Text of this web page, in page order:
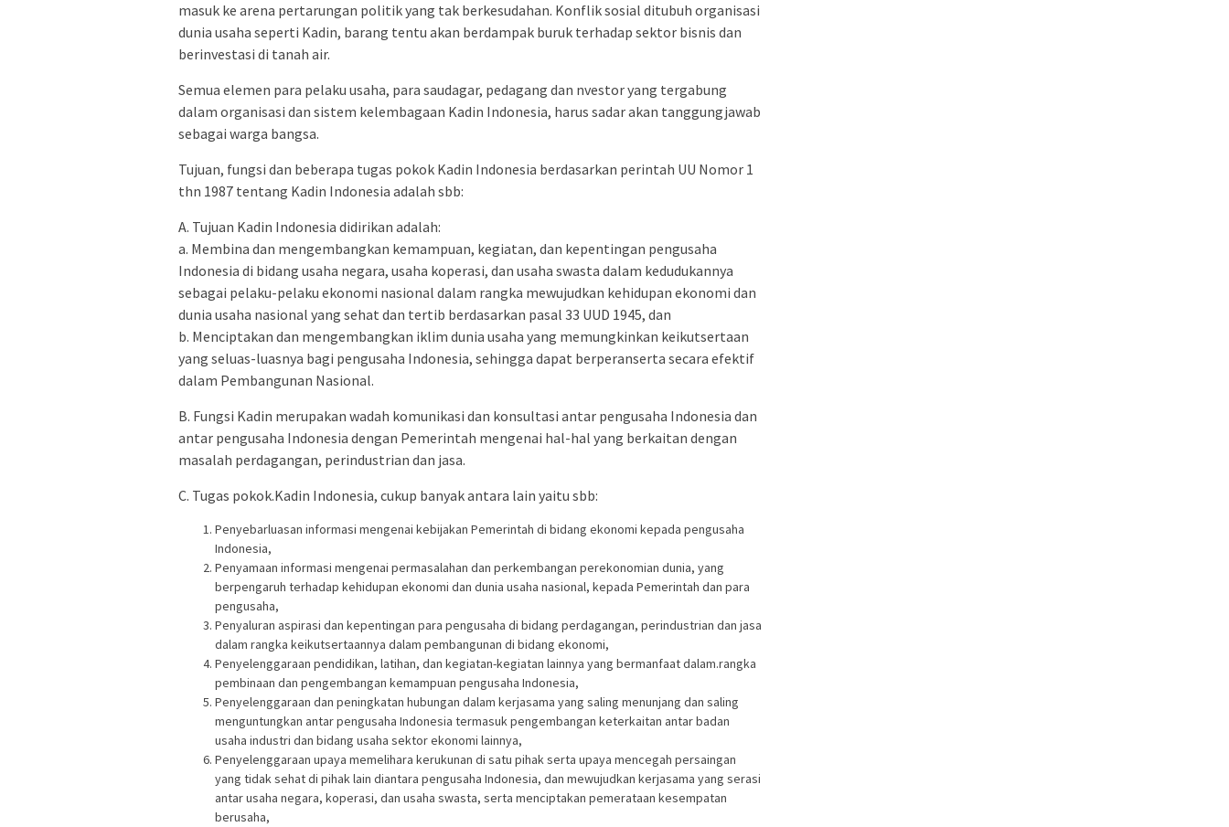
masuk ke arena pertarungan politik yang tak berkesudahan. Konflik sosial ditubuh organisasi
dunia usaha seperti Kadin, barang tentu akan berdampak buruk terhadap sektor bisnis dan
berinvestasi di tanah air.
Semua elemen para pelaku usaha, para saudagar, pedagang dan nvestor yang tergabung
dalam organisasi dan sistem kelembagaan Kadin Indonesia, harus sadar akan tanggungjawab
sebagai warga bangsa.
Tujuan, fungsi dan beberapa tugas pokok Kadin Indonesia berdasarkan perintah UU Nomor 1
thn 1987 tentang Kadin Indonesia adalah sbb:
A. Tujuan Kadin Indonesia didirikan adalah:
a. Membina dan mengembangkan kemampuan, kegiatan, dan kepentingan pengusaha
Indonesia di bidang usaha negara, usaha koperasi, dan usaha swasta dalam kedudukannya
sebagai pelaku-pelaku ekonomi nasional dalam rangka mewujudkan kehidupan ekonomi dan
dunia usaha nasional yang sehat dan tertib berdasarkan pasal 33 UUD 1945, dan
b. Menciptakan dan mengembangkan iklim dunia usaha yang memungkinkan keikutsertaan
yang seluas-luasnya bagi pengusaha Indonesia, sehingga dapat berperanserta secara efektif
dalam Pembangunan Nasional.
B. Fungsi Kadin merupakan wadah komunikasi dan konsultasi antar pengusaha Indonesia dan
antar pengusaha Indonesia dengan Pemerintah mengenai hal-hal yang berkaitan dengan
masalah perdagangan, perindustrian dan jasa.
C. Tugas pokok.Kadin Indonesia, cukup banyak antara lain yaitu sbb:
Penyebarluasan informasi mengenai kebijakan Pemerintah di bidang ekonomi kepada pengusaha
Indonesia,
Penyamaan informasi mengenai permasalahan dan perkembangan perekonomian dunia, yang
berpengaruh terhadap kehidupan ekonomi dan dunia usaha nasional, kepada Pemerintah dan para
pengusaha,
Penyaluran aspirasi dan kepentingan para pengusaha di bidang perdagangan, perindustrian dan jasa
dalam rangka keikutsertaannya dalam pembangunan di bidang ekonomi,
Penyelenggaraan pendidikan, latihan, dan kegiatan-kegiatan lainnya yang bermanfaat dalam.rangka
pembinaan dan pengembangan kemampuan pengusaha Indonesia,
Penyelenggaraan dan peningkatan hubungan dalam kerjasama yang saling menunjang dan saling
menguntungkan antar pengusaha Indonesia termasuk pengembangan keterkaitan antar badan
usaha industri dan bidang usaha sektor ekonomi lainnya,
Penyelenggaraan upaya memelihara kerukunan di satu pihak serta upaya mencegah persaingan
yang tidak sehat di pihak lain diantara pengusaha Indonesia, dan mewujudkan kerjasama yang serasi
antar usaha negara, koperasi, dan usaha swasta, serta menciptakan pemerataan kesempatan
berusaha,